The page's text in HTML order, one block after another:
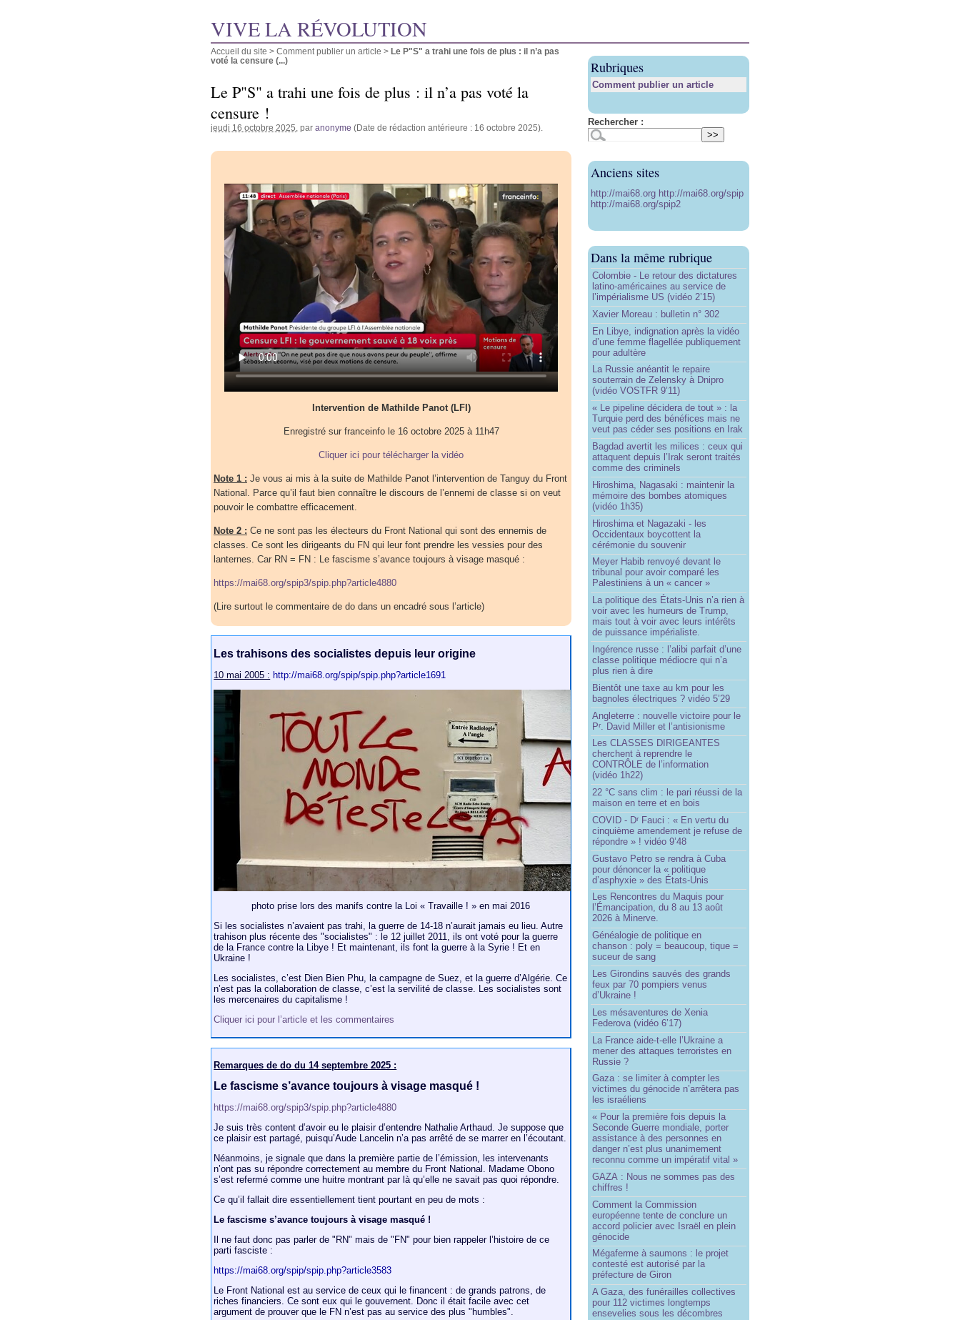
VIVE LA RÉVOLUTION
Accueil du site > Comment publier un article > Le P"S" a trahi une fois de plus : il n’a pas
voté la censure (...)
Le P"S" a trahi une fois de plus : il n’a pas voté la
censure !
jeudi 16 octobre 2025 , par anonyme (Date de rédaction antérieure : 16 octobre 2025).
Intervention de Mathilde Panot (LFI)
Enregistré sur franceinfo le 16 octobre 2025 à 11h47
Cliquer ici pour télécharger la vidéo
Note 1 : Je vous ai mis à la suite de Mathilde Panot l’intervention de Tanguy du Front
National. Parce qu’il faut bien connaître le discours de l’ennemi de classe si on veut
pouvoir le combattre efficacement.
Note 2 : Ce ne sont pas les électeurs du Front National qui sont des ennemis de
classes. Ce sont les dirigeants du FN qui leur font prendre les vessies pour des
lanternes. Car RN = FN : Le fascisme s’avance toujours à visage masqué :
https://mai68.org/spip3/spip.php?article4880
(Lire surtout le commentaire de do dans un encadré sous l’article)
Les trahisons des socialistes depuis leur origine
10 mai 2005 : http://mai68.org/spip/spip.php?article1691
photo prise lors des manifs contre la Loi « Travaille ! » en mai 2016
Si les socialistes n’avaient pas trahi, la guerre de 14-18 n’aurait jamais eu lieu. Autre
trahison plus récente des "socialistes" : le 12 juillet 2011, ils ont voté pour la guerre
de la France contre la Libye ! Et maintenant, ils font la guerre à la Syrie ! Et en
Ukraine !
Les socialistes, c’est Dien Bien Phu, la campagne de Suez, et la guerre d’Algérie. Ce
n’est pas la collaboration de classe, c’est la servilité de classe. Les socialistes sont
les mercenaires du capitalisme !
Cliquer ici pour l’article et les commentaires
Remarques de do du 14 septembre 2025 :
Le fascisme s’avance toujours à visage masqué !
https://mai68.org/spip3/spip.php?article4880
Je suis très content d’avoir eu le plaisir d’entendre Nathalie Arthaud. Je suppose que
ce plaisir est partagé, puisqu’Aude Lancelin n’a pas arrêté de se marrer en l’écoutant.
Néanmoins, je signale que dans la première partie de l’émission, les intervenants
n’ont pas su répondre correctement au membre du Front National. Madame Obono
s’est refermé comme une huitre montrant par là qu’elle ne savait pas quoi répondre.
Ce qu’il fallait dire essentiellement tient pourtant en peu de mots :
Le fascisme s’avance toujours à visage masqué !
Il ne faut donc pas parler de "RN" mais de "FN" pour bien rappeler l’histoire de ce
parti fasciste :
https://mai68.org/spip/spip.php?article3583
Le Front National est au service de ceux qui le financent : de grands patrons, de
riches financiers. Ce sont eux qui le gouvernent. Donc il était facile avec cet
argument de prouver que le FN n’est pas au service des plus "humbles".
Rubriques
Comment publier un article
Rechercher :
Anciens sites
http://mai68.org http://mai68.org/spip
http://mai68.org/spip2
Dans la même rubrique
Colombie - Le retour des dictatures
latino-américaines au service de
l’impérialisme US (vidéo 2’15)
Xavier Moreau : bulletin n° 302
En Libye, indignation après la vidéo
d’une femme flagellée publiquement
pour adultère
La Russie anéantit le repaire
souterrain de Zelensky à Dnipro
(vidéo VOSTFR 9’11)
« Le pipeline décidera de tout » : la
Turquie perd des bénéfices mais ne
veut pas céder ses positions en Irak
Bagdad avertit les milices : ceux qui
attaquent depuis l’Irak seront traités
comme des criminels
Hiroshima, Nagasaki : maintenir la
mémoire des bombes atomiques
(vidéo 1h35)
Hiroshima et Nagazaki - les
Occidentaux boycottent la
cérémonie du souvenir
Meyer Habib renvoyé devant le
tribunal pour avoir comparé les
Palestiniens à un « cancer »
La politique des États-Unis n’a rien à
voir avec les humeurs de Trump,
mais tout à voir avec leurs intérêts
de puissance impérialiste.
Ingérence russe : l’alibi parfait d’une
classe politique médiocre qui n’a
plus rien à dire
Bientôt une taxe au km pour les
bagnoles électriques ? vidéo 5’29
Angleterre : nouvelle victoire pour le
Pr
. David Miller et l’antisionisme
Les CLASSES DIRIGEANTES
cherchent à reprendre le
CONTRÔLE de l’information
(vidéo 1h22)
22 °C sans clim : le pari réussi de la
maison en terre et en bois
COVID - Dr Fauci : « En vertu du
cinquième amendement je refuse de
répondre » ! vidéo 9’48
Gustavo Petro se rendra à Cuba
pour dénoncer la « politique
d’asphyxie » des États-Unis
Les Rencontres du Maquis pour
l’Émancipation, du 8 au 13 août
2026 à Minerve.
Généalogie de politique en
chanson : poly = beaucoup, tique =
suceur de sang
Les Girondins sauvés des grands
feux par 70 pompiers venus
d’Ukraine !
Les mésaventures de Xenia
Federova (vidéo 6’17)
La France aide-t-elle l’Ukraine a
mener des attaques terroristes en
Russie ?
Gaza : se limiter à compter les
victimes du génocide n’arrêtera pas
les israéliens
« Pour la première fois depuis la
Seconde Guerre mondiale, porter
assistance à des personnes en
danger n’est plus unanimement
reconnu comme un impératif vital »
GAZA : Nous ne sommes pas des
chiffres !
Comment la Commission
européenne tente de conclure un
accord policier avec Israël en plein
génocide
Mégaferme à saumons : le projet
contesté est autorisé par la
préfecture de Giron
A Gaza, des funérailles collectives
pour 112 victimes longtemps
ensevelies sous les décombres